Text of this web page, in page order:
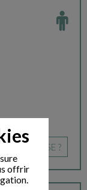
INTÉRESSE ?
offrir